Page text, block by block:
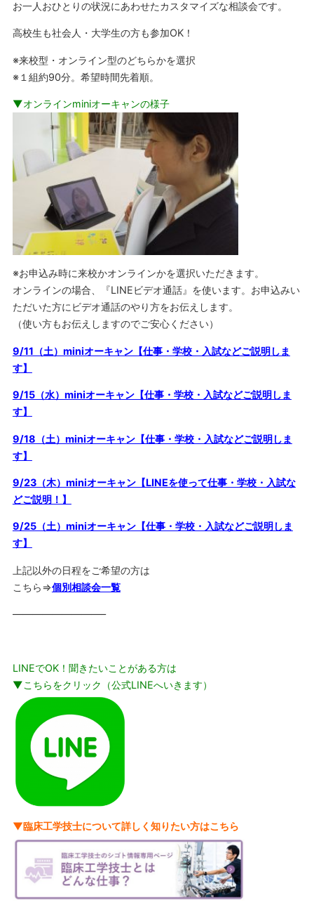
お一人おひとりの状況にあわせたカスタマイズな相談会です。
高校生も社会人・大学生の方も参加OK！
※来校型・オンライン型のどちらかを選択
※１組約90分。希望時間先着順。
▼オンラインminiオーキャンの様子
※お申込み時に来校かオンラインかを選択いただきます。
オンラインの場合、『LINEビデオ通話』を使います。お申込みい
ただいた方にビデオ通話のやり方をお伝えします。
（使い方もお伝えしますのでご安心ください）
9/11（土）miniオーキャン【仕事・学校・入試などご説明しま
す】
9/15（水）miniオーキャン【仕事・学校・入試などご説明しま
す】
9/18（土）miniオーキャン【仕事・学校・入試などご説明しま
す】
9/23（木）miniオーキャン【LINEを使って仕事・学校・入試な
どご説明！】
9/25（土）miniオーキャン【仕事・学校・入試などご説明しま
す】
上記以外の日程をご希望の方は
こちら⇒個別相談会一覧
—————————–
LINEでOK！聞きたいことがある方は
▼こちらをクリック（公式LINEへいきます）
▼臨床工学技士について詳しく知りたい方はこちら